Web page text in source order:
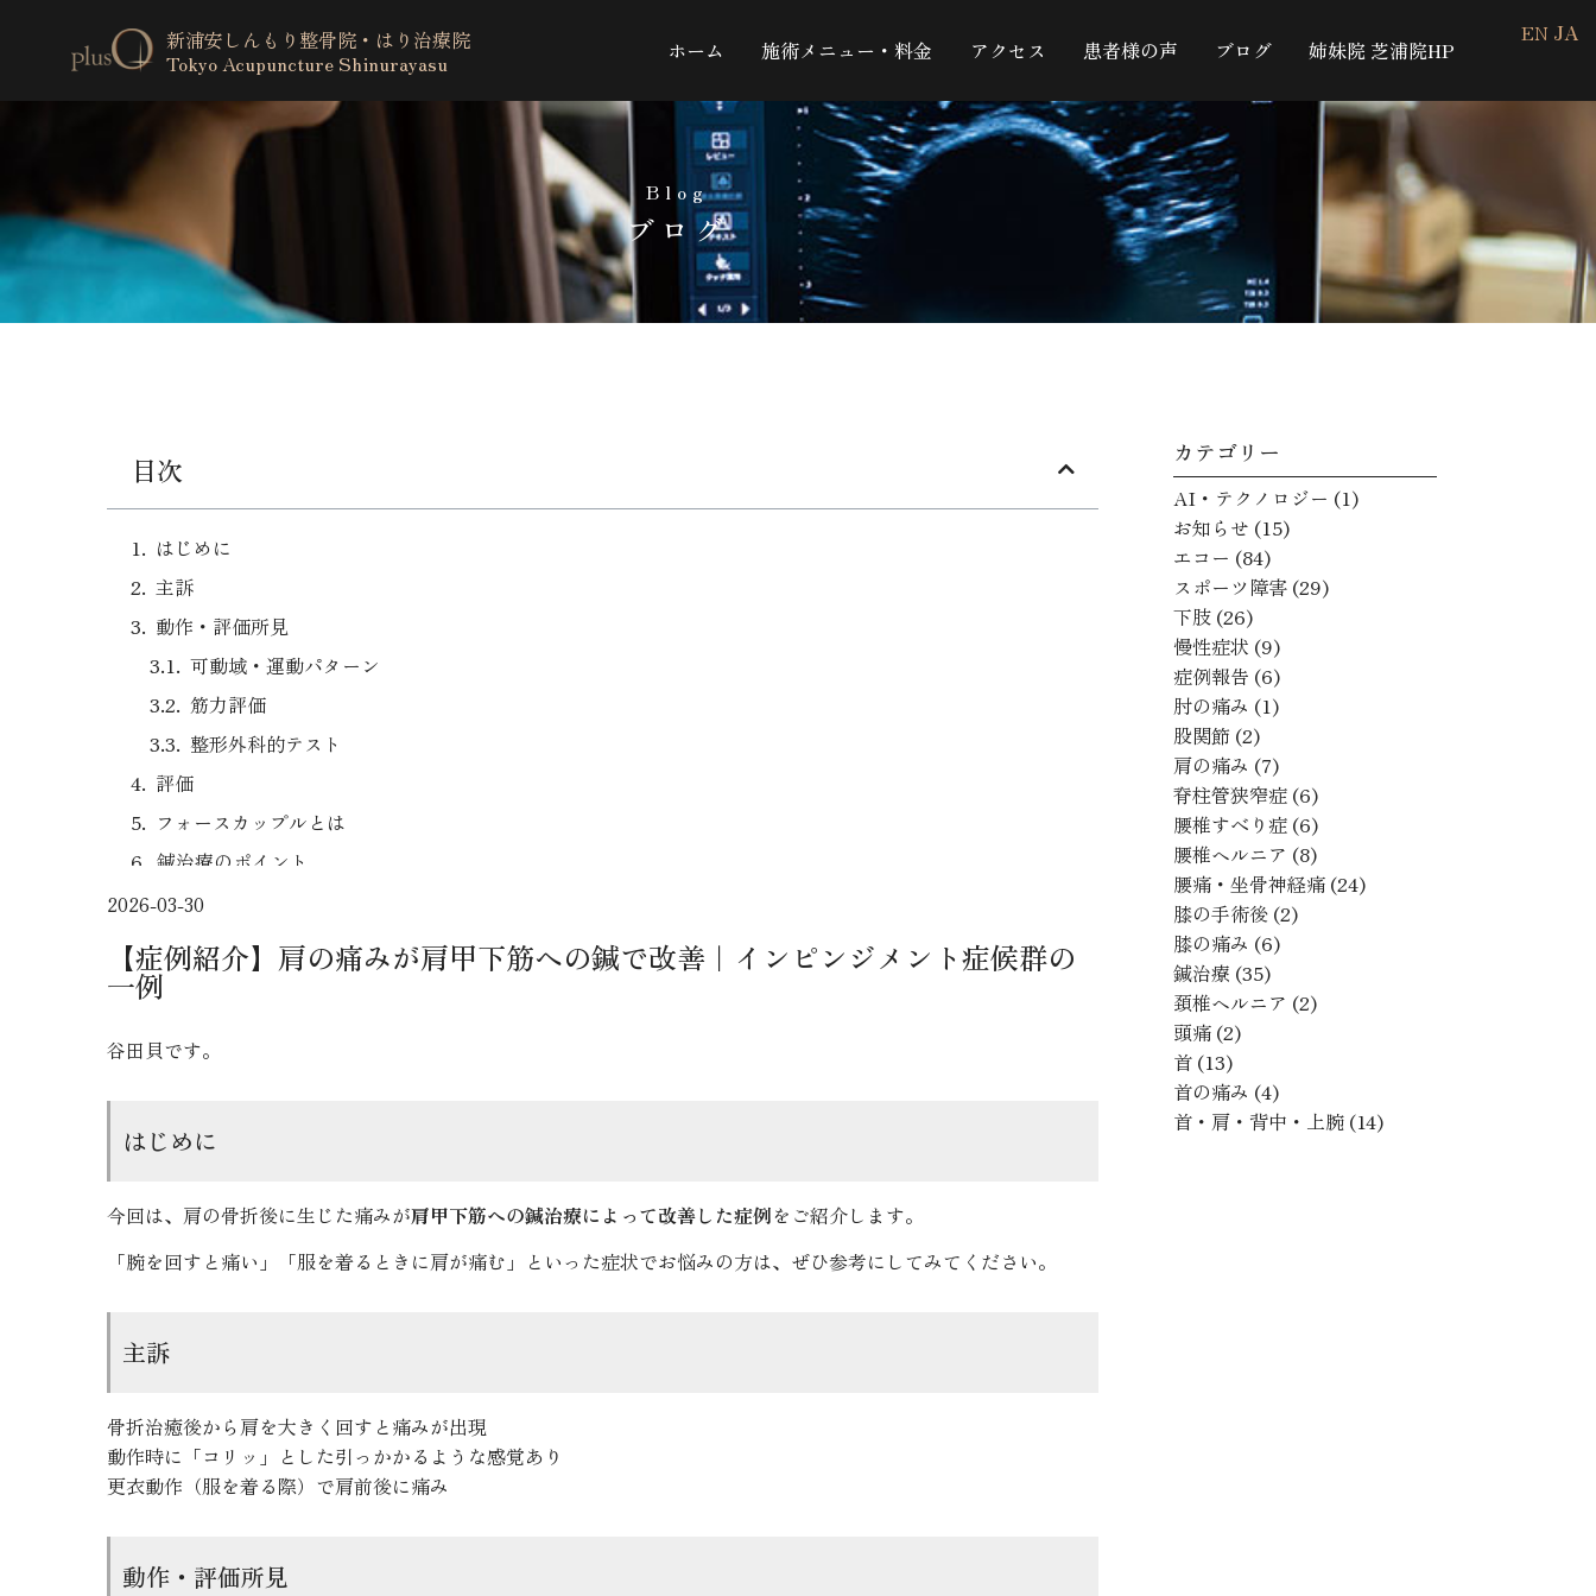
新浦安しんもり整骨院・はり治療院
Tokyo Acupuncture Shinurayasu
ホーム 施術メニュー・料金 アクセス 患者様の声 ブログ 姉妹院 芝浦院HP
Blog
ブログ
目次
はじめに
主訴
動作・評価所見
可動域・運動パターン
筋力評価
整形外科的テスト
評価
フォースカップルとは
鍼治療のポイント
対象筋
実際の施術
経過・効果
2回目
考察
まとめ
鍼灸師・柔道整復師募集中半日からでもOK
2026-03-30
【症例紹介】肩の痛みが肩甲下筋への鍼で改善｜インピンジメント症候群の
一例
谷田貝です。
はじめに
今回は、肩の骨折後に生じた痛みが肩甲下筋への鍼治療によって改善した症例をご紹介します。
「腕を回すと痛い」「服を着るときに肩が痛む」といった症状でお悩みの方は、ぜひ参考にしてみてください。
主訴
骨折治癒後から肩を大きく回すと痛みが出現
動作時に「コリッ」とした引っかかるような感覚あり
更衣動作（服を着る際）で肩前後に痛み
動作・評価所見
カテゴリー
AI・テクノロジー (1)
お知らせ (15)
エコー (84)
スポーツ障害(29)
下肢(26)
慢性症状 (9)
症例報告 (6)
肘の痛み (1)
股関節 (2)
肩の痛み (7)
脊柱管狭窄症(6)
腰椎すべり症(6)
腰椎ヘルニア (8)
腰痛・坐骨神経痛(24)
膝の手術後(2)
膝の痛み (6)
鍼治療 (35)
頚椎ヘルニア (2)
頭痛(2)
首(13)
首の痛み (4)
首・肩・背中・上腕(14)
EN JA